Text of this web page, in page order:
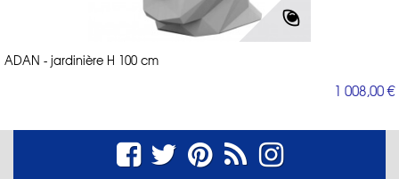
ADAN - jardinière H 100 cm
1 008,00 €